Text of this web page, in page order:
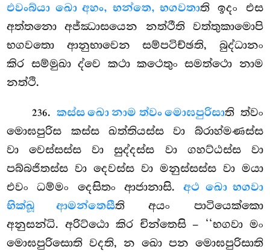
එවංබ්යා ඛො අහං, භන්තෙ, භගවතාති ඉදං එස
අත්තනො අජ්ඣාසයෙන නත්ථීති වත්තුකාමොපි
භගවතො ආනුභාවෙන සම්පටිච්ඡති, බුද්ධානං
කිර සම්මුඛා ද්වෙ කථා කථෙතුං සමත්ථො නාම
නත්ථි.
236. කස්ස ඛො නාම ත්වං මොඝපුරිසාති ත්වං
මොඝපුරිස කස්ස ඛත්තියස්ස වා බ්රාහ්මණස්ස
වා වෙස්සස්ස වා සුද්දස්ස වා ගහට්ඨස්ස වා
පබ්බජිතස්ස වා දෙවස්ස වා මනුස්සස්ස වා මයා
එවං ධම්මං දෙසිතං ආජානාසි.අථ ඛො භගවා
භික්ඛූ ආමන්තෙසීති අයං පාටියෙක්කො
අනුසන්ධි. අරිට්ඨො කිර චින්තෙසි – ‘‘භගවා මං
මොඝපුරිසොති වදති, න ඛො පන මොඝපුරිසාති